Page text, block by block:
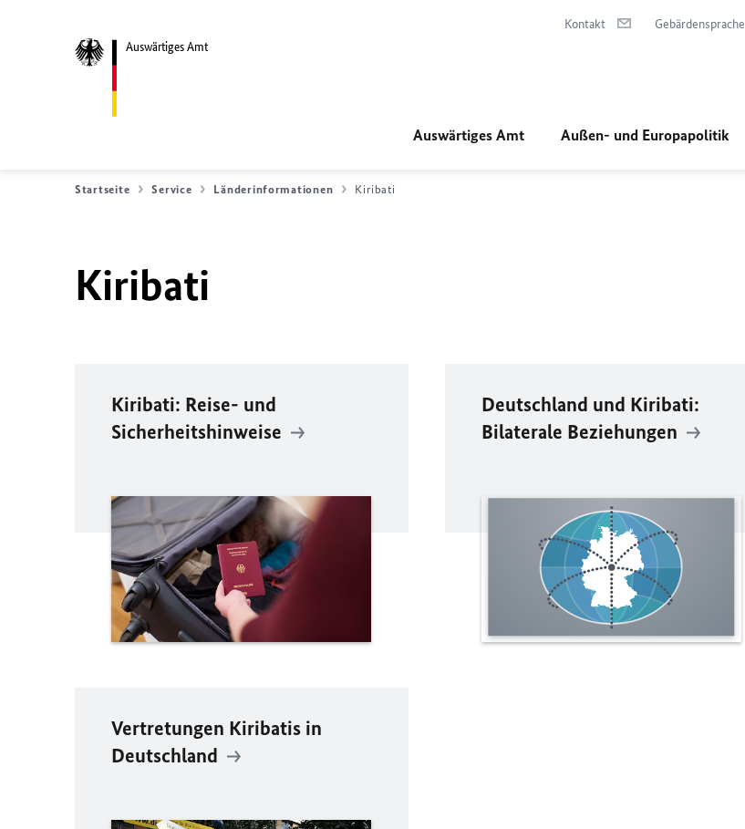
Auswärtiges Amt
Kontakt Gebärdensprache
Auswärtiges Amt Außen- und Europapolitik
Startseite Service Länderinformationen Kiribati
Kiribati
Kiribati: Reise- und
Sicherheitshinweise
Deutschland und Kiribati:
Bilaterale Beziehungen
Vertretungen Kiribatis in
Deutschland